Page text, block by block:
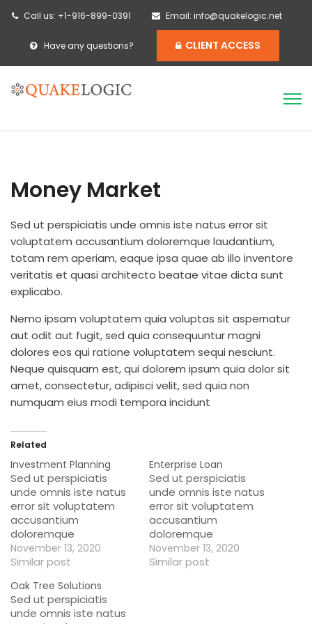
Call us: +1-916-899-0391 Email: info@quakelogic.net
Have any questions? CLIENT ACCESS
Money Market
Sed ut perspiciatis unde omnis iste natus error sit
voluptatem accusantium doloremque laudantium,
totam rem aperiam, eaque ipsa quae ab illo inventore
veritatis et quasi architecto beatae vitae dicta sunt
explicabo.
Nemo ipsam voluptatem quia voluptas sit aspernatur
aut odit aut fugit, sed quia consequuntur magni
dolores eos qui ratione voluptatem sequi nesciunt.
Neque quisquam est, qui dolorem ipsum quia dolor sit
amet, consectetur, adipisci velit, sed quia non
numquam eius modi tempora incidunt
Related
Investment Planning
Sed ut perspiciatis
unde omnis iste natus
error sit voluptatem
accusantium
doloremque
laudantium, totam rem
aperiam, eaque ipsa
veritatis et quasi
architecto beatae
vitae dicta sunt
November 13, 2020
Similar post
Enterprise Loan
Sed ut perspiciatis
unde omnis iste natus
error sit voluptatem
accusantium
doloremque
laudantium, totam rem
aperiam, eaque ipsa
November 13, 2020
Similar post
Oak Tree Solutions
Sed ut perspiciatis
unde omnis iste natus